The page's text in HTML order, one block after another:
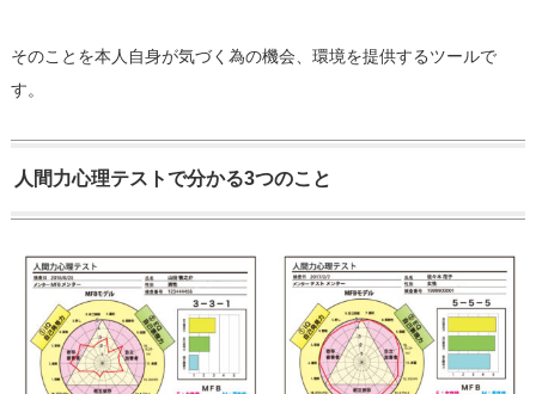
そのことを本人自身が気づく為の機会、環境を提供するツールで
す。
人間力心理テストで分かる3つのこと